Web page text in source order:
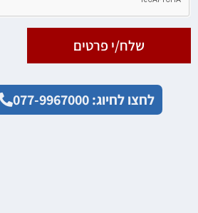
שלח/י פרטים
לחצו לחיוג: 077-9967000